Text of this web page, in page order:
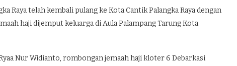
Raya telah kembali pulang ke Kota Cantik Palangka Raya dengan
haji dijemput keluarga di Aula Palampang Tarung Kota
Nur Widianto, rombongan jemaah haji kloter 6 Debarkasi